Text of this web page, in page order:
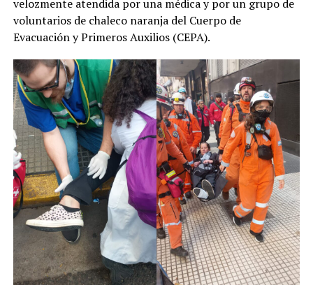
velozmente atendida por una médica y por un grupo de
voluntarios de chaleco naranja del Cuerpo de
Evacuación y Primeros Auxilios (CEPA).